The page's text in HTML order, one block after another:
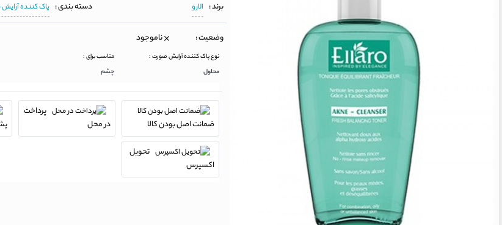
برند : الارو دسته بندی : پاک کننده
وضعیت : ناموجود
نوع پاک کننده آرایش صورت :
محلول
مناسب برای :
چشم
ضمانت اصل بودن کالا
پرداخت
در محل
تحویل
اکسپرس